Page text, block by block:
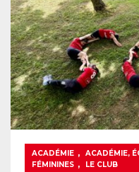
ACADÉMIE , ACADÉMIE,
FÉMININES , LE CLUB